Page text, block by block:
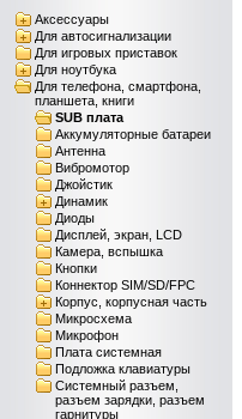
Аксессуары
Для автосигнализации
Для игровых приставок
Для ноутбука
Для телефона, смартфона,
планшета, книги
SUB плата
Аккумуляторные батареи
Антенна
Вибромотор
Джойстик
Динамик
Диоды
Дисплей, экран, LCD
Камера, вспышка
Кнопки
Коннектор SIM/SD/FPC
Корпус, корпусная часть
Микросхема
Микрофон
Плата системная
Подложка клавиатуры
Системный разъем,
разъем зарядки, разъем
гарнитуры